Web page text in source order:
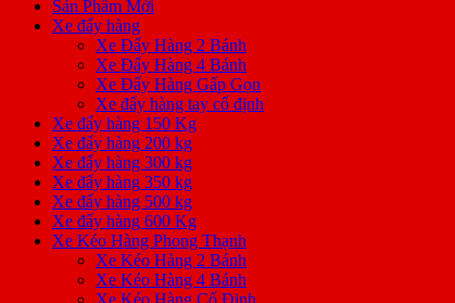
Sản Phẩm Mới
Xe đẩy hàng
Xe Đẩy Hàng 2 Bánh
Xe Đẩy Hàng 4 Bánh
Xe Đẩy Hàng Gấp Gọn
Xe đẩy hàng tay cố định
Xe đẩy hàng 150 Kg
Xe đẩy hàng 200 kg
Xe đẩy hàng 300 kg
Xe đẩy hàng 350 kg
Xe đẩy hàng 500 kg
Xe đẩy hàng 600 Kg
Xe Kéo Hàng Phong Thạnh
Xe Kéo Hàng 2 Bánh
Xe Kéo Hàng 4 Bánh
Xe Kéo Hàng Cố Định